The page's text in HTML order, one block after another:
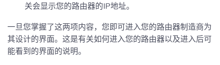
关会显示您的路由器的IP地址。
一旦您掌握了这两项内容，您即可进入您的路由器制造商为
其设计的界面。这是有关如何进入您的路由器以及进入后可
能看到的界面的说明。